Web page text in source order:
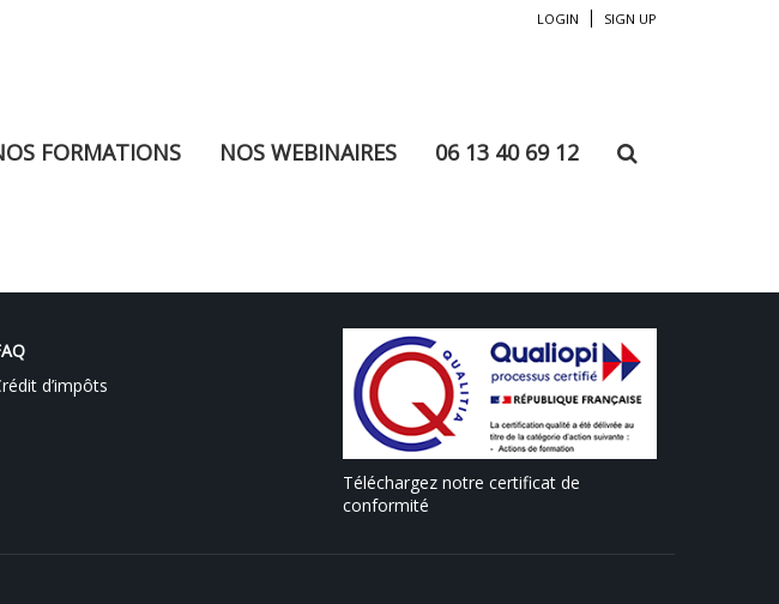
LOGIN SIGN UP
FORMATIONS NOS WEBINAIRES 06 13 40 69 12
d’impôts
Téléchargez notre certificat de
conformité